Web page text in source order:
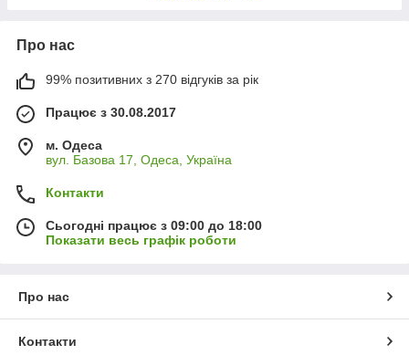
Про нас
99% позитивних з 270 відгуків за рік
Працює з 30.08.2017
м. Одеса
вул. Базова 17, Одеса, Україна
Контакти
Сьогодні працює з 09:00 до 18:00
Показати весь графік роботи
Про нас
Контакти